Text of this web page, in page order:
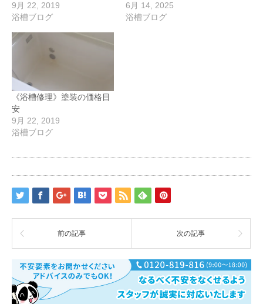
9月 22, 2019
浴槽ブログ
6月 14, 2025
浴槽ブログ
《浴槽修理》塗装の価格目
安
9月 22, 2019
浴槽ブログ
前の記事 次の記事